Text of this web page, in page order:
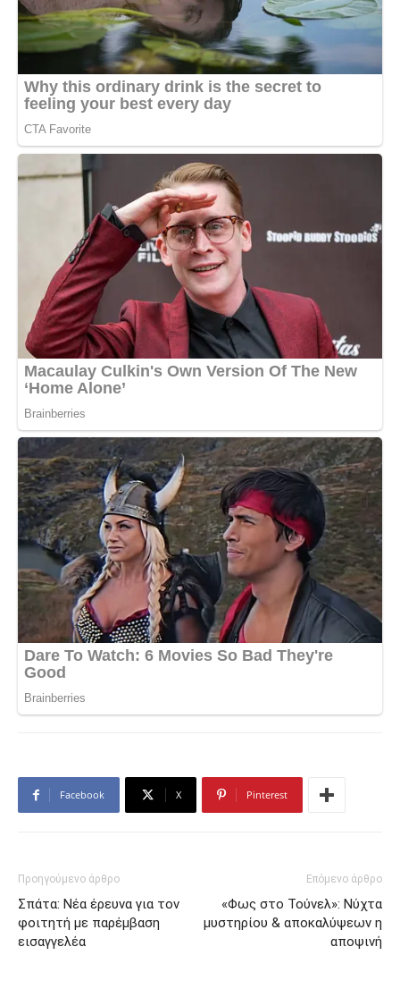
Facebook X Pinterest
Προηγούμενο άρθρο
Σπάτα: Νέα έρευνα για τον
φοιτητή με παρέμβαση
εισαγγελέα
Επόμενο άρθρο
«Φως στο Τούνελ»: Νύχτα
μυστηρίου & αποκαλύψεων η
αποψινή